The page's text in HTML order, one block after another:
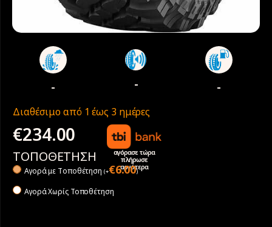
- - -
Διαθέσιμο από 1 έως 3 ημέρες
€234.00
αγόρασε τώρα
πλήρωσε
αργότερα
ΤΟΠΟΘΕΤΗΣΗ
Αγορά με Tοποθέτηση (+€6.00)
Αγορά Χωρίς Τοποθέτηση